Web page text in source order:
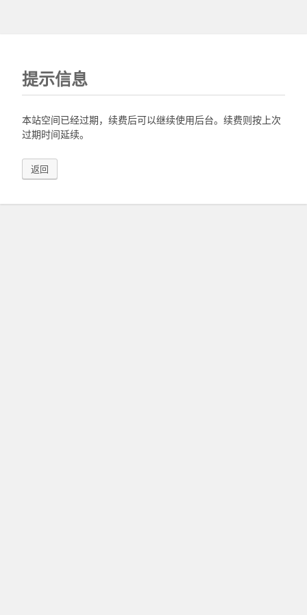
提示信息
本站空间已经过期，续费后可以继续使用后台。续费则按上次
过期时间延续。
返回